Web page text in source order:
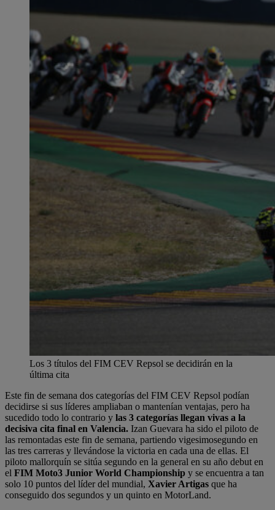
Los 3 títulos del FIM CEV Repsol se decidirán en la
última cita
Este fin de semana dos categorías del FIM CEV Repsol podían
decidirse si sus líderes ampliaban o mantenían ventajas, pero ha
sucedido todo lo contrario y las 3 categorías llegan vivas a la
decisiva cita final en Valencia. Izan Guevara ha sido el piloto de
las remontadas este fin de semana, partiendo vigesimosegundo en
las tres carreras y llevándose la victoria en cada una de ellas. El
piloto mallorquín se sitúa segundo en la general en su año debut en
el FIM Moto3 Junior World Championship y se encuentra a tan
solo 10 puntos del líder del mundial, Xavier Artigas que ha
conseguido dos segundos y un quinto en MotorLand.